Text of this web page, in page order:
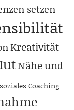
setzen
Kreativität
Nähe und
Coaching